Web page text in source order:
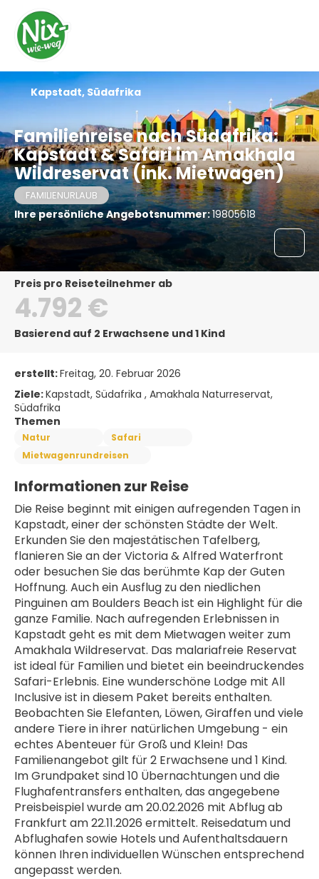
Familienreise nach Südafrika:
Kapstadt & Safari im Amakhala
Wildreservat (ink. Mietwagen)
FAMILIENURLAUB
Ihre persönliche Angebotsnummer:19805618
Kapstadt, Südafrika
Preis pro Reiseteilnehmer ab
4.792 €
Basierend auf 2 Erwachsene und 1 Kind
erstellt:Freitag, 20. Februar 2026
Ziele:Kapstadt, Südafrika , Amakhala Naturreservat,
Südafrika
Themen
Natur
Safari
Mietwagenrundreisen
Informationen zur Reise
Die Reise beginnt mit einigen aufregenden Tagen in
Kapstadt, einer der schönsten Städte der Welt.
Erkunden Sie den majestätischen Tafelberg,
flanieren Sie an der Victoria & Alfred Waterfront
oder besuchen Sie das berühmte Kap der Guten
Hoffnung. Auch ein Ausflug zu den niedlichen
Pinguinen am Boulders Beach ist ein Highlight für die
ganze Familie. Nach aufregenden Erlebnissen in
Kapstadt geht es mit dem Mietwagen weiter zum
Amakhala Wildreservat. Das malariafreie Reservat
ist ideal für Familien und bietet ein beeindruckendes
Safari-Erlebnis. Eine wunderschöne Lodge mit All
Inclusive ist in diesem Paket bereits enthalten.
Beobachten Sie Elefanten, Löwen, Giraffen und viele
andere Tiere in ihrer natürlichen Umgebung - ein
echtes Abenteuer für Groß und Klein! Das
Familienangebot gilt für 2 Erwachsene und 1 Kind.
Im Grundpaket sind 10 Übernachtungen und die
Flughafentransfers enthalten, das angegebene
Preisbeispiel wurde am 20.02.2026 mit Abflug ab
Frankfurt am 22.11.2026 ermittelt. Reisedatum und
Abflughafen sowie Hotels und Aufenthaltsdauern
können Ihren individuellen Wünschen entsprechend
angepasst werden.